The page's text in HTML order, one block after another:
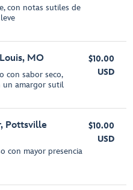
con notas sutiles de
MO
con sabor seco,
un amargor sutil
$10.00
USD
Pottsville
con mayor presencia
$10.00
USD